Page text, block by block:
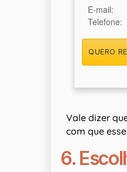
E-mail:
Telefone:
QUERO
Vale dizer
com que
6.